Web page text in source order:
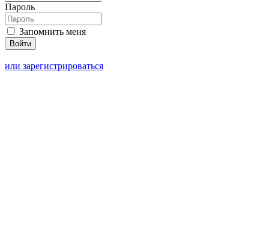
Пароль
Запомнить меня
или зарегистрироваться